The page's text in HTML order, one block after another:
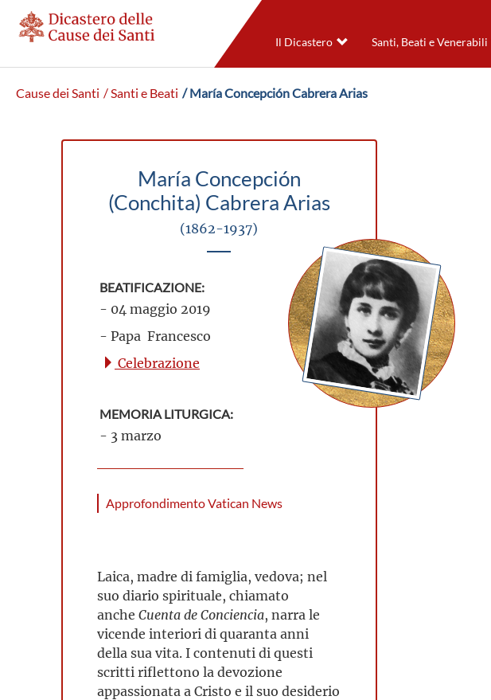
Il Dicastero Santi, Beati e Venerabili
Cause dei Santi / Santi e Beati / María Concepción Cabrera Arias
María Concepción
(Conchita) Cabrera Arias
(1862-1937)
BEATIFICAZIONE:
- 04 maggio 2019
- Papa Francesco
Celebrazione
MEMORIA LITURGICA:
- 3 marzo
Approfondimento Vatican News
Laica, madre di famiglia, vedova; nel
suo diario spirituale, chiamato
anche Cuenta de Conciencia, narra le
vicende interiori di quaranta anni
della sua vita. I contenuti di questi
scritti riflettono la devozione
appassionata a Cristo e il suo desiderio